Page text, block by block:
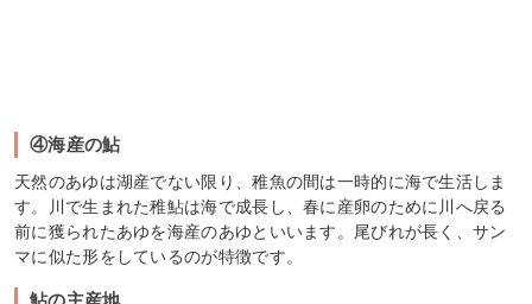
④海産の鮎
天然のあゆは湖産でない限り、稚魚の間は一時的に海で生活しま
す。川で生まれた稚鮎は海で成長し、春に産卵のために川へ戻る
前に獲られたあゆを海産のあゆといいます。尾びれが長く、サン
マに似た形をしているのが特徴です。
鮎の主産地